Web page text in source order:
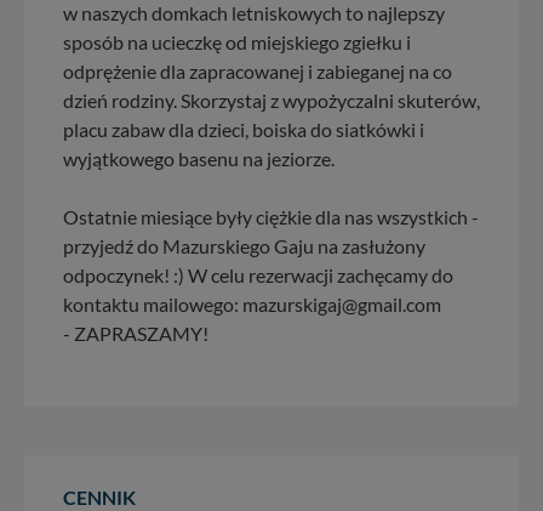
w naszych domkach letniskowych to najlepszy
sposób na ucieczkę od miejskiego zgiełku i
odprężenie dla zapracowanej i zabieganej na co
dzień rodziny. Skorzystaj z wypożyczalni skuterów,
placu zabaw dla dzieci, boiska do siatkówki i
wyjątkowego basenu na jeziorze.
Ostatnie miesiące były ciężkie dla nas wszystkich -
przyjedź do Mazurskiego Gaju na zasłużony
odpoczynek! :) W celu rezerwacji zachęcamy do
kontaktu mailowego: mazurskigaj@gmail.com
- ZAPRASZAMY!
CENNIK